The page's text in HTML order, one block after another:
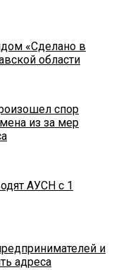
«Сделано в
области
спор
из за мер
АУСН с 1
и
адреса